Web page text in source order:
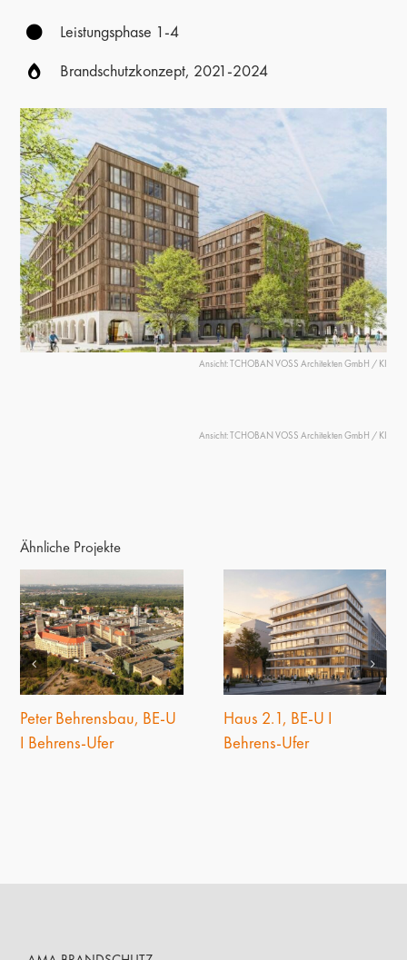
Leistungsphase 1-4
Brandschutzkonzept, 2021-2024
Ansicht: TCHOBAN VOSS Architekten GmbH / KI
Ansicht: TCHOBAN VOSS Architekten GmbH / KI
Ähnliche Projekte
Peter Behrensbau, BE-U
I Behrens-Ufer
Haus 2.1, BE-U I
Behrens-Ufer